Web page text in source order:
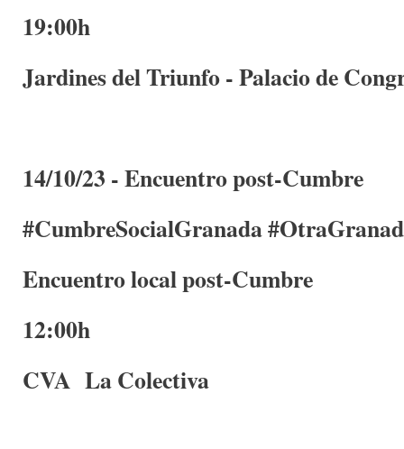
19:00h
Jardines del Triunfo - Palacio de
14/10/23 - Encuentro post-Cumbre
#CumbreSocialGranada
Encuentro local post-Cumbre
12:00h
CVA La Colectiva